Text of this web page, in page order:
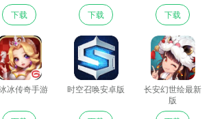
下载 下载
下载
冰传奇手游 时空召唤安卓版
长安幻世绘最新
版